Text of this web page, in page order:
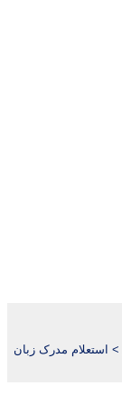
> استعلام مدرک زبان